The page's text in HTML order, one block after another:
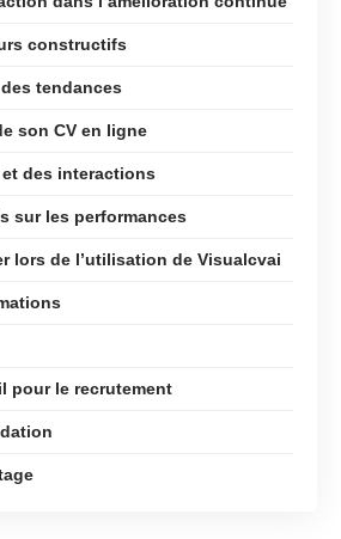
constructifs
tendances
son CV en ligne
des interactions
sur les performances
lors de l’utilisation de Visualcvai
pour le recrutement